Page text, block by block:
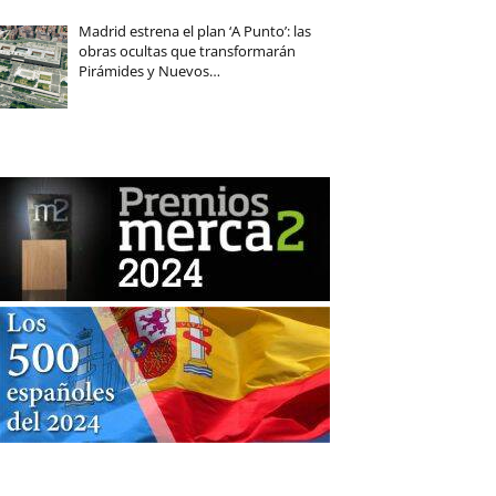
Madrid estrena el plan ‘A Punto’: las
obras ocultas que transformarán
Pirámides y Nuevos…